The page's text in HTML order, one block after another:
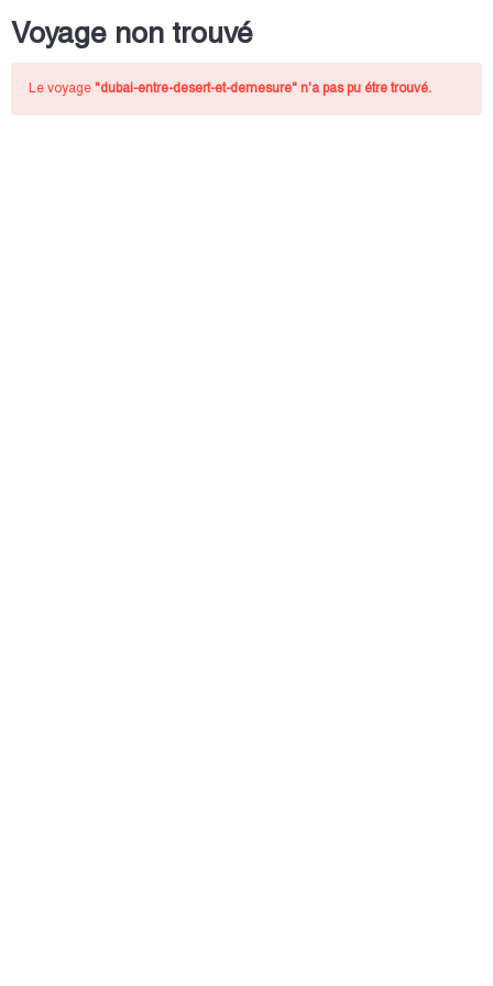
Voyage non trouvé
Le voyage "dubai-entre-desert-et-demesure" n'a pas pu étre trouvé.